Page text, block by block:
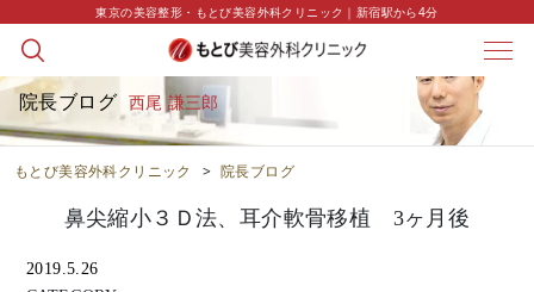
東京の美容整形・もとび美容外科クリニック｜新宿駅から4分
院長ブログ 西尾 謙三郎
もとび美容外科クリニック > 院長ブログ
鼻尖縮小３Ｄ法、耳介軟骨移植 3ヶ月後
2019.5.26